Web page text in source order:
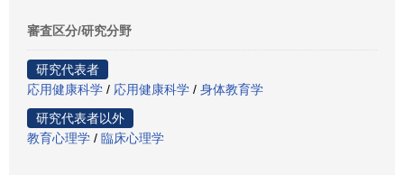
審査区分/研究分野
研究代表者
応用健康科学 / 応用健康科学 / 身体教育学
研究代表者以外
教育心理学 / 臨床心理学